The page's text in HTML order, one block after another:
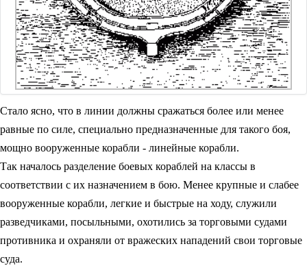
Стало ясно, что в линии должны сражаться более или менее
равные по силе, специально предназначенные для такого боя,
мощно вооруженные корабли - линейные корабли.
Так началось разделение боевых кораблей на классы в
соответствии с их назначением в бою. Менее крупные и слабее
вооруженные корабли, легкие и быстрые на ходу, служили
разведчиками, посыльными, охотились за торговыми судами
противника и охраняли от вражеских нападений свои торговые
суда.